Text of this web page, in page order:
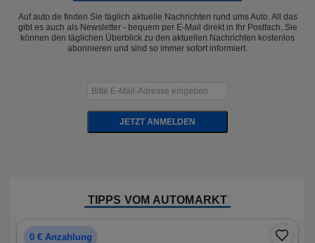
Auf auto.de finden Sie täglich aktuelle Nachrichten rund ums Auto. All das
gibt es auch als Newsletter - bequem per E-Mail direkt in Ihr Postfach. Sie
können den täglichen Überblick zu den aktuellen Nachrichten kostenlos
abonnieren und sind so immer sofort informiert.
JETZT ANMELDEN
TIPPS VOM AUTOMARKT
0 € Anzahlung